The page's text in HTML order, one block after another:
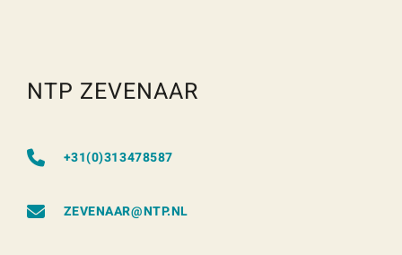
NTP ZEVENAAR
+31(0)313478587
ZEVENAAR@NTP.NL